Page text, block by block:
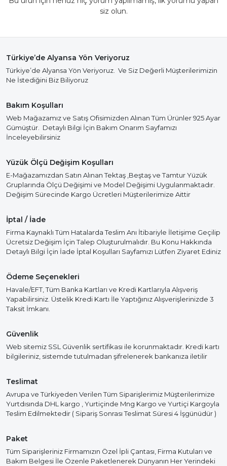
siz olun.
Türkiye’de Alyansa Yön Veriyoruz
Türkiye’de Alyansa Yön Veriyoruz. Ve Siz Değerli Müşterilerimizin
Ne İstediğini Biz Biliyoruz
Bakım Koşulları
Web Mağazamız ve Satış Ofisimizden Alınan Tüm Ürünler 925 Ayar
Gümüştür. Detaylı Bilgi İçin Bakım Onarım Sayfamızı
İnceleyebilirsiniz
Yüzük Ölçü Değişim Koşulları
E-Mağazamızdan Satın Alınan Tektaş ,Beştaş ve Tamtur Yüzük
Gruplarında Ölçü Değişimi ve Model Değişimi Uygulanmaktadır.
Değişim Sürecinde Kargo Ücretleri Müşterilerimize Aittir
İptal / İade
Firma Kaynaklı Tüm Hatalarda Teslim Anı İtibariyle İletişime Geçilip
Ücretsiz Değişim İçin Talep Oluşturulmalıdır. Bu Konu Hakkında
Detaylı Bilgi İçin İade İptal Koşulları Sayfamızı Lütfen Ziyaret Ediniz
Ödeme Seçenekleri
Havale/EFT, Tüm Banka Kartları ve Kredi Kartlarıyla Alışveriş
Yapabilirsiniz. Üstelik Kredi Kartı İle Yaptığınız Alışverişlerinizde 3
Taksit İmkanı.
Güvenlik
Web sitemiz SSL Güvenlik sertifikası ile korunmaktadır. Kredi kartı
bilgileriniz, sistemde tutulmadan şifrelenerek bankanıza iletilir
Teslimat
Avrupa ve Türkiyeden Verilen Tüm Siparişlerimiz Müşterilerimize
Yurtdısında DHL kargo , Yurtiçinde Mng Kargo ve Yurtiçi Kargoyla
Teslim Edilmektedir ( Sipariş Sonrası Teslimat Süresi 4 İşgünüdür )
Paket
Tüm Siparişleriniz Firmamızın Özel İpli Çantası, Firma Kutuları ve
Bakım Belgesi İle Özenle Paketlenerek Dünyanın Her Yerindeki